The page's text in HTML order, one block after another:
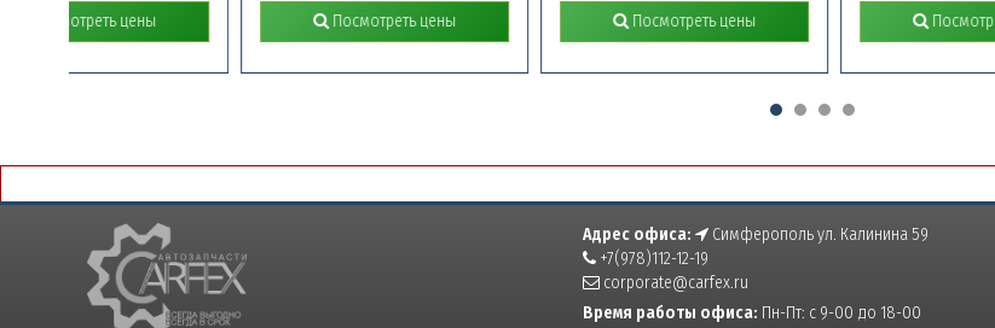
Посмотреть цены Посмотреть цены Посмотреть цены
Адрес офиса:
Симферополь ул. Калинина 59
+7(978)112-12-19
corporate@carfex.ru
Время работы офиса: Пн-Пт: с 9-00 до 18-00